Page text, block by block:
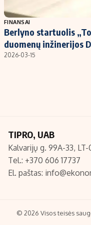
Populiarios temos
Investavimas
Akcijų rinka
Redakcija
Turinio žymėjimo
FINANSAI
Berlyno startuolis
duomenų inžinerijos
2026-03-15
TIPRO, UAB
Kalvarijų g. 99A-33,
Tel.: +370 606 17737
El. paštas:
© 2026 Visos teisės